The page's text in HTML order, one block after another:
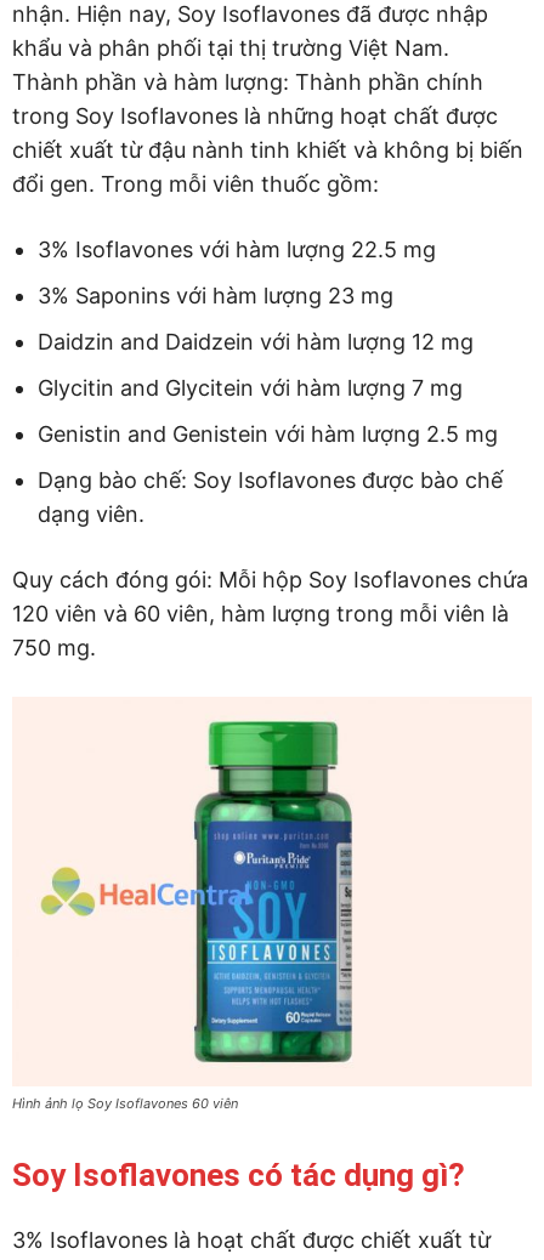
nhận. Hiện nay, Soy Isoflavones đã được nhập
khẩu và phân phối tại thị trường Việt Nam.
Thành phần và hàm lượng: Thành phần chính
trong Soy Isoflavones là những hoạt chất được
chiết xuất từ đậu nành tinh khiết và không bị biến
đổi gen. Trong mỗi viên thuốc gồm:
3% Isoflavones với hàm lượng 22.5 mg
3% Saponins với hàm lượng 23 mg
Daidzin and Daidzein với hàm lượng 12 mg
Glycitin and Glycitein với hàm lượng 7 mg
Genistin and Genistein với hàm lượng 2.5 mg
Dạng bào chế: Soy Isoflavones được bào chế
dạng viên.
Quy cách đóng gói: Mỗi hộp Soy Isoflavones chứa
120 viên và 60 viên, hàm lượng trong mỗi viên là
750 mg.
Hình ảnh lọ Soy Isoflavones 60 viên
Soy Isoflavones có tác dụng gì?
3% Isoflavones là hoạt chất được chiết xuất từ